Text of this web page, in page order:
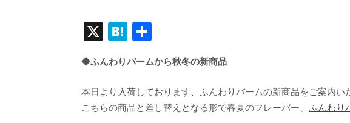
X
H
e
n
a
◆ふんわりバームから秋冬の新商品
本日より入荷しております、ふんわりバームの新商品をご案内い
こちらの商品と差し替えとなる形で春夏のフレーバー、ふんわり